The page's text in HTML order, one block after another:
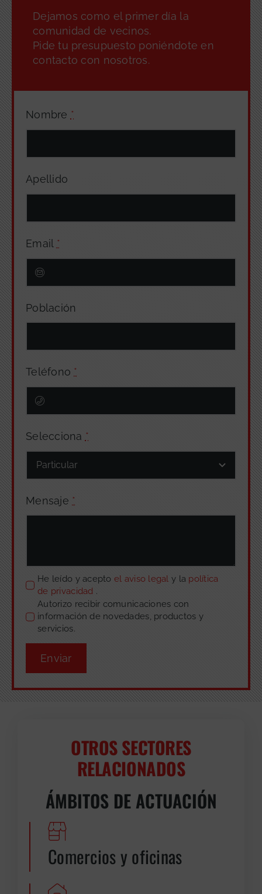
Nombre *
Apellido
Email *
Población
Teléfono *
Selecciona *
Mensaje *
He leído y acepto el aviso legaly la política
de privacidad .
Autorizo recibir comunicaciones con
información de novedades, productos y
servicios.
Enviar
Dejamos como el primer día la
comunidad de vecinos.
Pide tu presupuesto poniéndote en
contacto con nosotros.
OTROS SECTORES
RELACIONADOS
ÁMBITOS DE ACTUACIÓN
Comercios y oficinas